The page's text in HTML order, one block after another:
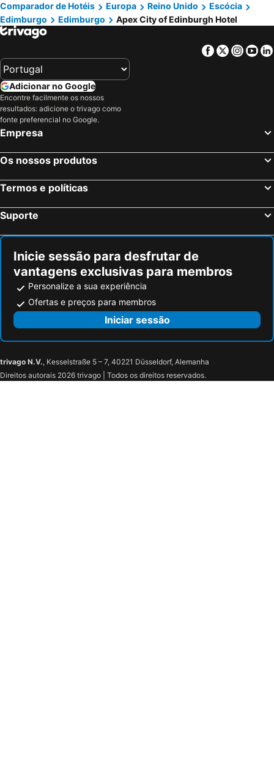
Comparador de Hotéis
Europa Reino Unido
Escócia
Edimburgo
Edimburgo Apex City of Edinburgh Hotel
Facebook
Twitter
Adicionar no Google
Encontre facilmente os nossos
resultados: adicione o trivago como
fonte preferencial no Google.
Empresa
Os nossos produtos
Termos e políticas
Suporte
Inicie sessão para desfrutar de
vantagens exclusivas para membros
Personalize a sua experiência
Ofertas e preços para membros
Iniciar sessão
trivago N.V., Kesselstraße 5 – 7, 40221 Düsseldorf, Alemanha
Direitos autorais 2026 trivago | Todos os direitos reservados.